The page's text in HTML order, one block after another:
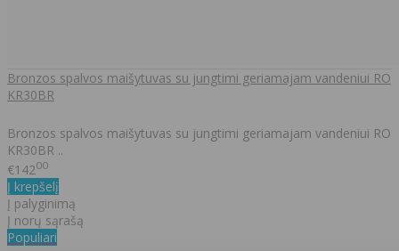
Bronzos spalvos maišytuvas su jungtimi geriamajam vandeniui RO
KR30BR
Bronzos spalvos maišytuvas su jungtimi geriamajam vandeniui RO
KR30BR ..
€14200
Į krepšelį
Į palyginimą
Į norų sąrašą
Populiari